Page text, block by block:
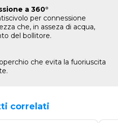
a 360°
per connessione
che, in asseza di acqua,
del bollitore.
che evita la fuoriuscita
correlati